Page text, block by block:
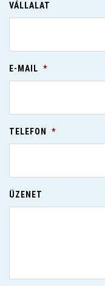
VÁLLALAT
E-MAIL *
TELEFON *
ÜZENET